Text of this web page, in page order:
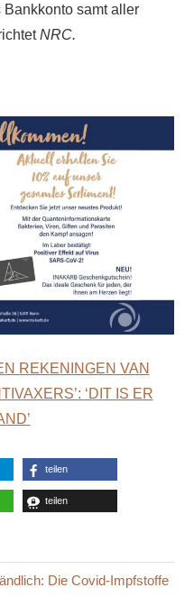
samt aller
NRC.
REKENINGEN VAN
‘DIT IS ER
teilen
teilen
Die Covid-Impfstoffe